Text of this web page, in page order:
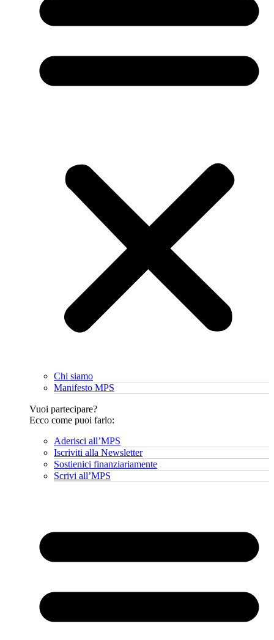
Chi siamo
Manifesto MPS
Vuoi partecipare?
Ecco come puoi farlo:
Aderisci all’MPS
Iscriviti alla Newsletter
Sostienici finanziariamente
Scrivi all’MPS